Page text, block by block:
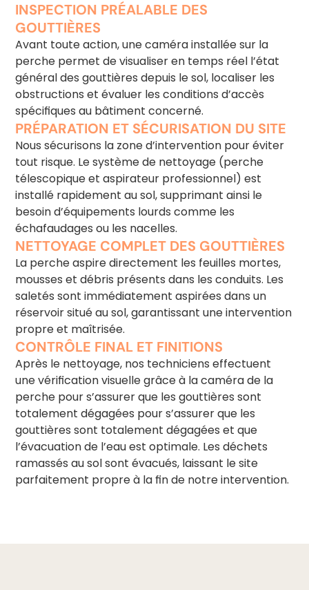
INSPECTION PRÉALABLE DES
GOUTTIÈRES
Avant toute action, une caméra installée sur la
perche permet de visualiser en temps réel l’état
général des gouttières depuis le sol, localiser les
obstructions et évaluer les conditions d’accès
spécifiques au bâtiment concerné.
PRÉPARATION ET SÉCURISATION DU SITE
Nous sécurisons la zone d’intervention pour éviter
tout risque. Le système de nettoyage (perche
télescopique et aspirateur professionnel) est
installé rapidement au sol, supprimant ainsi le
besoin d’équipements lourds comme les
échafaudages ou les nacelles.
NETTOYAGE COMPLET DES GOUTTIÈRES
La perche aspire directement les feuilles mortes,
mousses et débris présents dans les conduits. Les
saletés sont immédiatement aspirées dans un
réservoir situé au sol, garantissant une intervention
propre et maîtrisée.
CONTRÔLE FINAL ET FINITIONS
Après le nettoyage, nos techniciens effectuent
une vérification visuelle grâce à la caméra de la
perche pour s’assurer que les gouttières sont
totalement dégagées pour s’assurer que les
gouttières sont totalement dégagées et que
l’évacuation de l’eau est optimale. Les déchets
ramassés au sol sont évacués, laissant le site
parfaitement propre à la fin de notre intervention.